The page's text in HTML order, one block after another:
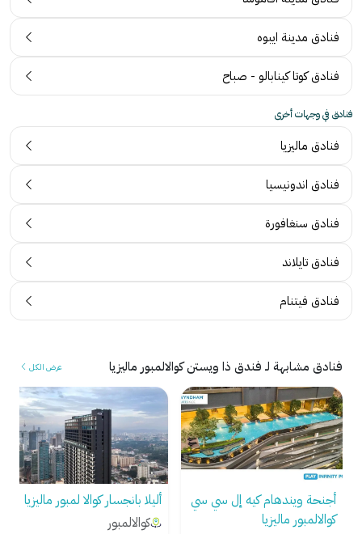
فنادق مدينة ايبوه
فنادق كوتا كينابالو - صباح
فنادق في وجهات أخرى
فنادق ماليزيا
فنادق اندونيسيا
فنادق سنغافورة
فنادق تايلاند
فنادق فيتنام
فنادق مشابهة لـ فندق ذا ويستن كوالالمبور ماليزيا عرض الكل
أليلا بانجسار كوالا لمبور ماليزيا
كوالالمبور
ذا فايس سويتس كوالالمبور
ماليزيا